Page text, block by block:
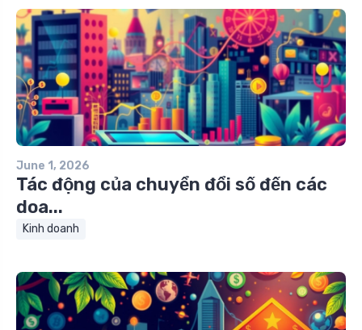
June 1, 2026
Tác động của chuyển đổi số đến các
doa...
Kinh doanh